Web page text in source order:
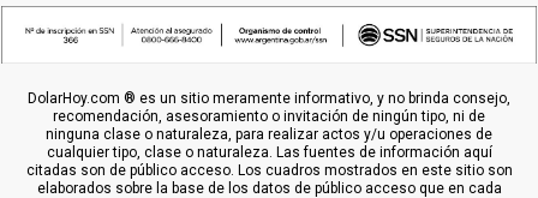
DolarHoy.com ® es un sitio meramente informativo, y no brinda consejo,
recomendación, asesoramiento o invitación de ningún tipo, ni de
ninguna clase o naturaleza, para realizar actos y/u operaciones de
cualquier tipo, clase o naturaleza. Las fuentes de información aquí
citadas son de público acceso. Los cuadros mostrados en este sitio son
elaborados sobre la base de los datos de público acceso que en cada